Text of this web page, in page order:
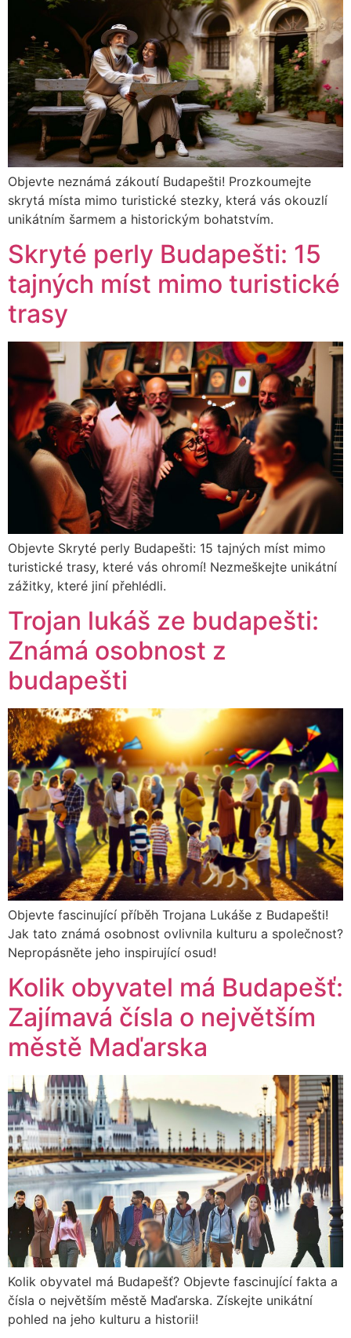
Objevte neznámá zákoutí Budapešti! Prozkoumejte
skrytá místa mimo turistické stezky, která vás okouzlí
unikátním šarmem a historickým bohatstvím.
Skryté perly Budapešti: 15
tajných míst mimo turistické
trasy
Objevte Skryté perly Budapešti: 15 tajných míst mimo
turistické trasy, které vás ohromí! Nezmeškejte unikátní
zážitky, které jiní přehlédli.
Trojan lukáš ze budapešti:
Známá osobnost z
budapešti
Objevte fascinující příběh Trojana Lukáše z Budapešti!
Jak tato známá osobnost ovlivnila kulturu a společnost?
Nepropásněte jeho inspirující osud!
Kolik obyvatel má Budapešť:
Zajímavá čísla o největším
městě Maďarska
Kolik obyvatel má Budapešť? Objevte fascinující fakta a
čísla o největším městě Maďarska. Získejte unikátní
pohled na jeho kulturu a historii!